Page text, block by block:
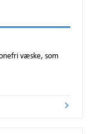
væske, som